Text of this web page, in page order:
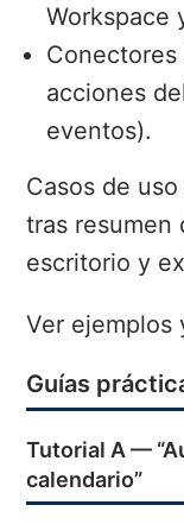
Workspace
Conectores
acciones
eventos).
Casos de
tras resumen
escritorio y
Ver ejemplos
Guías
Tutorial A —
calendario”